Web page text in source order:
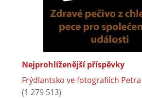
Nejprohlíženější příspěvky
Frýdlantsko ve fotografiích
(1 279 513)